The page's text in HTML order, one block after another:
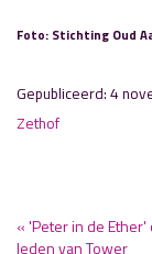
Foto: Stichting Oud
Gepubliceerd: 4
Zethof
« 'Peter in de
leden van Tower